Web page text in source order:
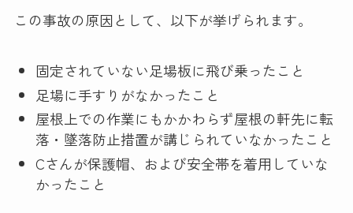
この事故の原因として、以下が挙げられます。
固定されていない足場板に飛び乗ったこと
足場に手すりがなかったこと
屋根上での作業にもかかわらず屋根の軒先に転
落・墜落防止措置が講じられていなかったこと
Cさんが保護帽、および安全帯を着用していな
かったこと